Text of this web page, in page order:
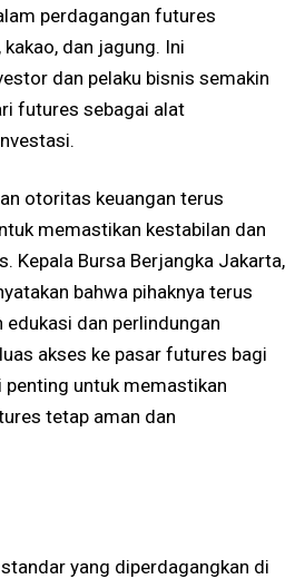
perdagangan futures
dan jagung. Ini
dan pelaku bisnis semakin
futures sebagai alat
otoritas keuangan terus
memastikan kestabilan dan
Kepala Bursa Berjangka Jakarta,
bahwa pihaknya terus
edukasi dan perlindungan
akses ke pasar futures bagi
penting untuk memastikan
tetap aman dan
yang diperdagangkan di